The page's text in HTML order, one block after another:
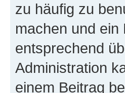
zu häufig zu
machen und
entsprechend
Administration
einem Beitrag